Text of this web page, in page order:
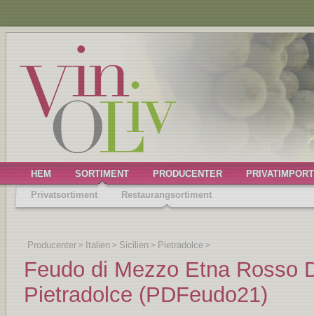
HEM SORTIMENT PRODUCENTER
PRIVATIMPORT
Privatsortiment
Restaurangsortiment
Producenter > Italien > Sicilien > Pietradolce >
Feudo di Mezzo Etna Rosso
Pietradolce (PDFeudo21)